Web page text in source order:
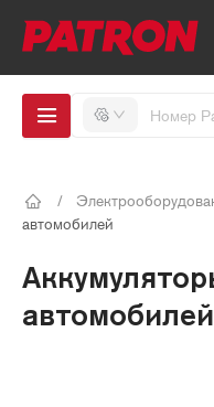
/
автомобилей
автомобилей